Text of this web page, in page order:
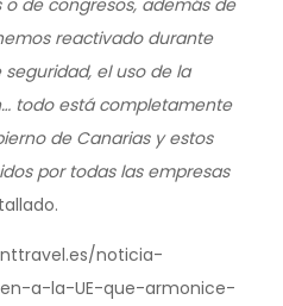
reactivado durante
el uso de la
todo está completamente
de Canarias y estos
por todas las empresas
noticia-
a-la-UE-que-armonice-